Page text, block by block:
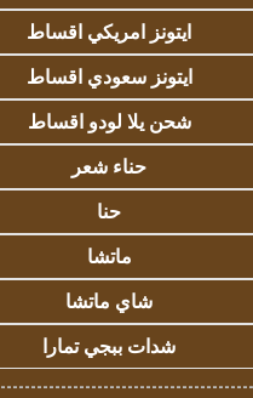
ايتونز امريكي اقساط
ايتونز سعودي اقساط
شحن يلا لودو اقساط
حناء شعر
حنا
ماتشا
شاي ماتشا
شدات ببجي تمارا